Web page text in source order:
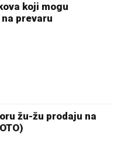
koji mogu
prevaru
žu-žu prodaju na